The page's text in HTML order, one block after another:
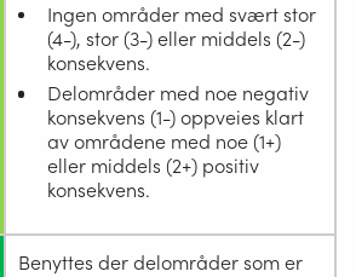
Ingen områder med svært stor
(4-), stor (3-) eller middels (2-)
konsekvens.
Delområder med noe negativ
konsekvens (1-) oppveies klart
av områdene med noe (1+)
eller middels (2+) positiv
konsekvens.
Benyttes der delområder som er